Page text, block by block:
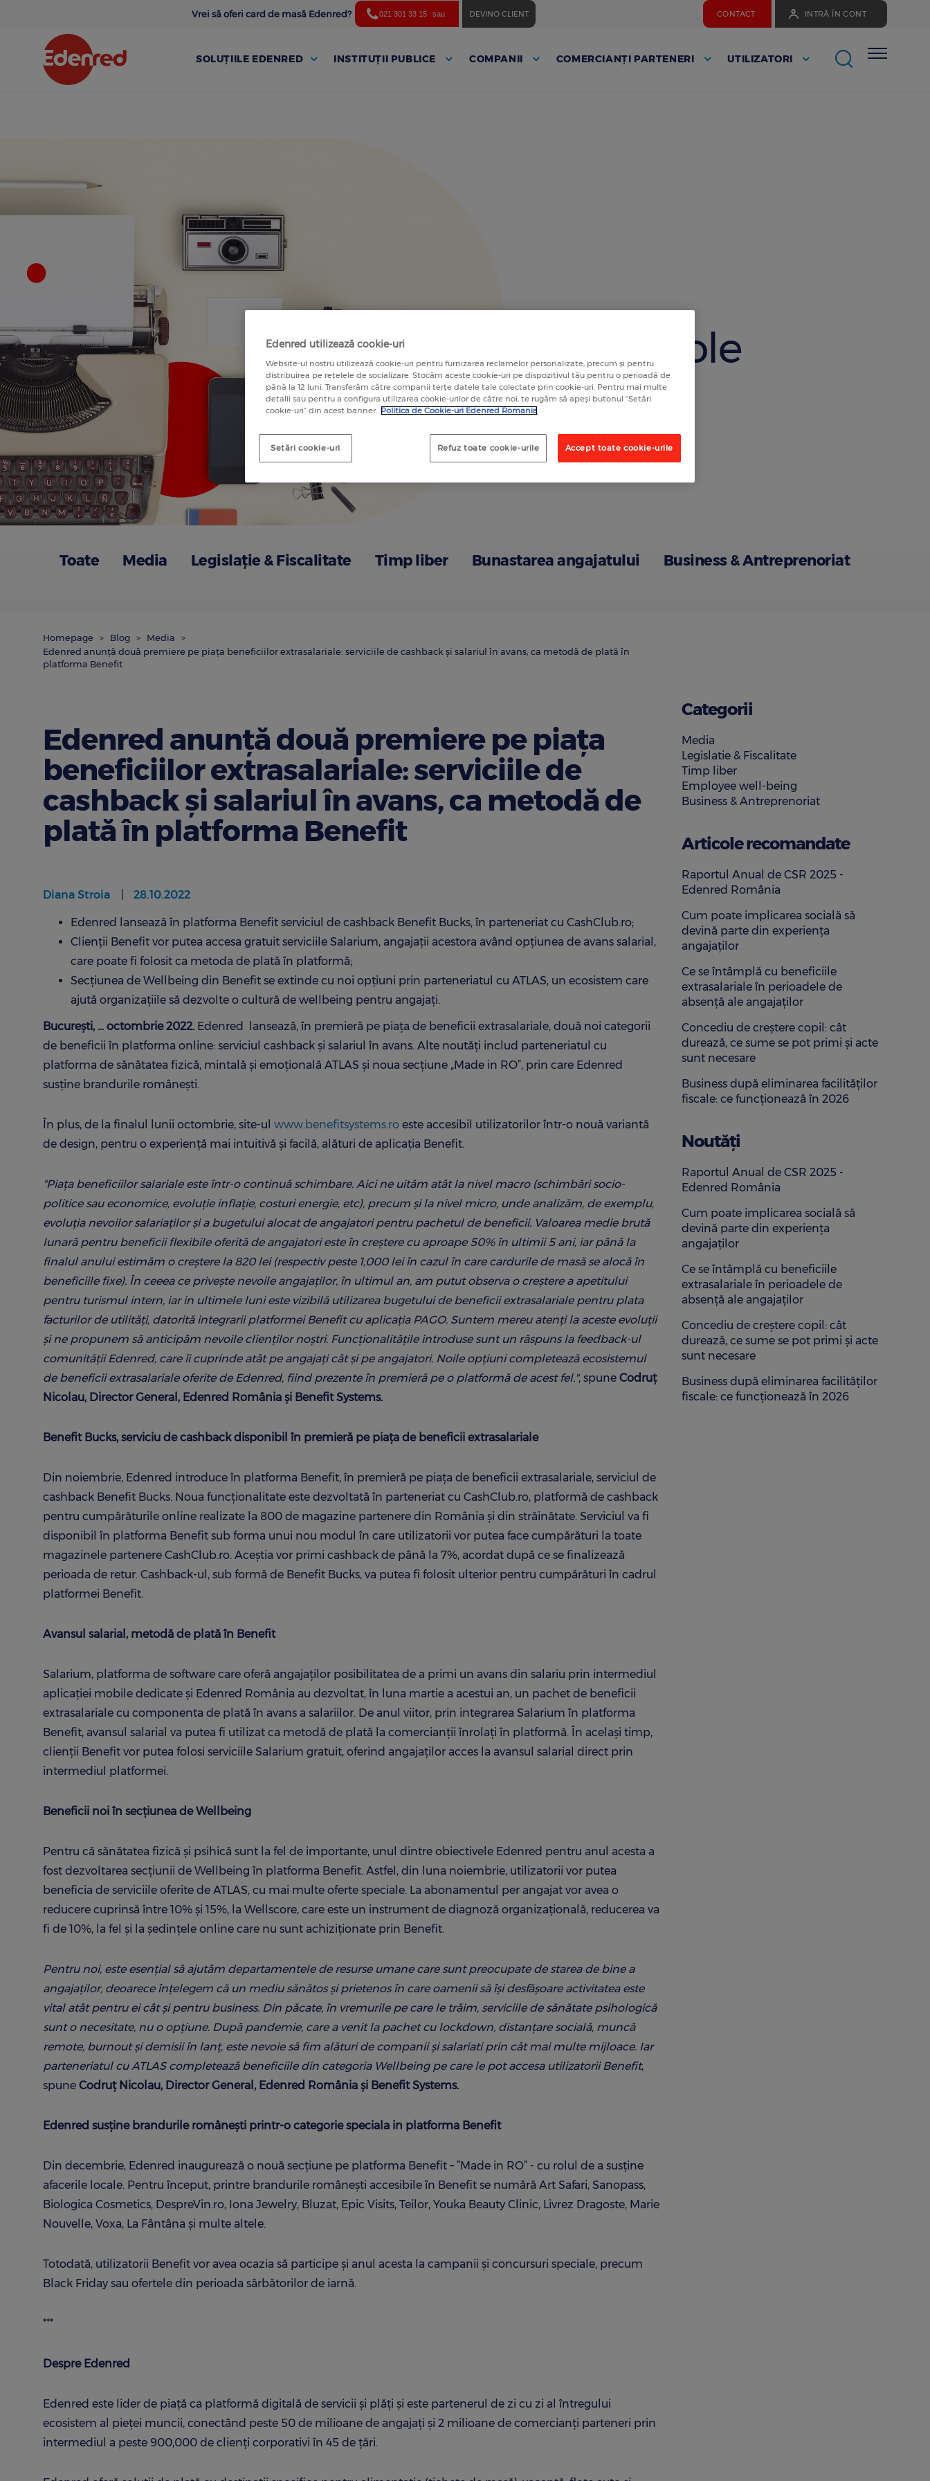
Vrei să oferi card de masă Edenred? 021 301 33 15 sau DEVINO CLIENT CONTACT INTRĂ ÎN CONT
SOLUȚIILE EDENRED INSTITUȚII PUBLICE COMPANII COMERCIANȚI PARTENERI UTILIZATORI
Articole
Toate Media Legislație & Fiscalitate Timp liber Bunastarea angajatului Business & Antreprenoriat
Homepage Blog
Media
Edenred anunță două premiere pe piața beneficiilor extrasalariale: serviciile de cashback și salariul în avans, ca metodă de plată în
platforma Benefit
Edenred anunță două premiere pe piața
beneficiilor extrasalariale: serviciile de
cashback și salariul în avans, ca metodă de
plată în platforma Benefit
Diana Stroia 28.10.2022
Edenred lansează în platforma Benefit serviciul de cashback Benefit Bucks, în parteneriat cu CashClub.ro;
Clienții Benefit vor putea accesa gratuit serviciile Salarium, angajații acestora având opțiunea de avans salarial,
care poate fi folosit ca metoda de plată în platformă;
Secțiunea de Wellbeing din Benefit se extinde cu noi opțiuni prin parteneriatul cu ATLAS, un ecosistem care
ajută organizațiile să dezvolte o cultură de wellbeing pentru angajați.
București, ... octombrie 2022. Edenred lansează, în premieră pe piața de beneficii extrasalariale, două noi categorii
de beneficii în platforma online: serviciul cashback și salariul în avans. Alte noutăți includ parteneriatul cu
platforma de sănătatea fizică, mintală și emoțională ATLAS și noua secțiune „Made in RO”, prin care Edenred
susține brandurile românești.
În plus, de la finalul lunii octombrie, site-ul www.benefitsystems.ro este accesibil utilizatorilor într-o nouă variantă
de design, pentru o experiență mai intuitivă și facilă, alături de aplicația Benefit.
"Piața beneficiilor salariale este într-o continuă schimbare. Aici ne uităm atât la nivel macro (schimbări socio-
politice sau economice, evoluție inflație, costuri energie, etc), precum și la nivel micro, unde analizăm, de exemplu,
evoluția nevoilor salariaților și a bugetului alocat de angajatori pentru pachetul de beneficii. Valoarea medie brută
lunară pentru beneficii flexibile oferită de angajatori este în creștere cu aproape 50% în ultimii 5 ani, iar până la
finalul anului estimăm o creștere la 820 lei (respectiv peste 1,000 lei în cazul în care cardurile de masă se alocă în
beneficiile fixe). În ceeea ce privește nevoile angajaților, în ultimul an, am putut observa o creștere a apetitului
pentru turismul intern, iar in ultimele luni este vizibilă utilizarea bugetului de beneficii extrasalariale pentru plata
facturilor de utilități, datorită integrarii platformei Benefit cu aplicația PAGO. Suntem mereu atenți la aceste evoluții
și ne propunem să anticipăm nevoile clienților noștri. Funcționalitățile introduse sunt un răspuns la feedback-ul
comunității Edenred, care îi cuprinde atât pe angajați cât și pe angajatori. Noile opțiuni completează ecosistemul
de beneficii extrasalariale oferite de Edenred, fiind prezente în premieră pe o platformă de acest fel.", spune Codruț
Nicolau, Director General, Edenred România şi Benefit Systems.
Benefit Bucks, serviciu de cashback disponibil în premieră pe piața de beneficii extrasalariale
Din noiembrie, Edenred introduce în platforma Benefit, în premieră pe piața de beneficii extrasalariale, serviciul de
cashback Benefit Bucks. Noua funcționalitate este dezvoltată în parteneriat cu CashClub.ro, platformă de cashback
pentru cumpărăturile online realizate la 800 de magazine partenere din România și din străinătate. Serviciul va fi
disponibil în platforma Benefit sub forma unui nou modul în care utilizatorii vor putea face cumpărături la toate
magazinele partenere CashClub.ro. Aceștia vor primi cashback de până la 7%, acordat după ce se finalizează
perioada de retur. Cashback-ul, sub formă de Benefit Bucks, va putea fi folosit ulterior pentru cumpărături în cadrul
platformei Benefit.
Avansul salarial, metodă de plată în Benefit
Salarium, platforma de software care oferă angajaţilor posibilitatea de a primi un avans din salariu prin intermediul
aplicaţiei mobile dedicate și Edenred România au dezvoltat, în luna martie a acestui an, un pachet de beneficii
extrasalariale cu componenta de plată în avans a salariilor. De anul viitor, prin integrarea Salarium în platforma
Benefit, avansul salarial va putea fi utilizat ca metodă de plată la comercianții înrolați în platformă. În același timp,
clienții Benefit vor putea folosi serviciile Salarium gratuit, oferind angajaților acces la avansul salarial direct prin
intermediul platformei.
Beneficii noi în secțiunea de Wellbeing
Pentru că sănătatea fizică și psihică sunt la fel de importante, unul dintre obiectivele Edenred pentru anul acesta a
fost dezvoltarea secțiunii de Wellbeing în platforma Benefit. Astfel, din luna noiembrie, utilizatorii vor putea
beneficia de serviciile oferite de ATLAS, cu mai multe oferte speciale. La abonamentul per angajat vor avea o
reducere cuprinsă între 10% și 15%, la Wellscore, care este un instrument de diagnoză organizațională, reducerea va
fi de 10%, la fel și la ședințele online care nu sunt achiziționate prin Benefit.
Pentru noi, este esențial să ajutăm departamentele de resurse umane care sunt preocupate de starea de bine a
angajaților, deoarece înțelegem că un mediu sănătos și prietenos în care oamenii să își desfășoare activitatea este
vital atât pentru ei cât și pentru business. Din păcate, în vremurile pe care le trăim, serviciile de sănătate psihologică
sunt o necesitate, nu o opțiune. După pandemie, care a venit la pachet cu lockdown, distanțare socială, muncă
remote, burnout și demisii în lanț, este nevoie să fim alături de companii și salariati prin cât mai multe mijloace. Iar
parteneriatul cu ATLAS completează beneficiile din categoria Wellbeing pe care le pot accesa utilizatorii Benefit,
spune Codruț Nicolau, Director General, Edenred România şi Benefit Systems.
Edenred susține brandurile românești printr-o categorie speciala in platforma Benefit
Din decembrie, Edenred inaugurează o nouă secțiune pe platforma Benefit – ”Made in RO” - cu rolul de a susține
afacerile locale. Pentru început, printre brandurile românești accesibile în Benefit se numără Art Safari, Sanopass,
Biologica Cosmetics, DespreVin.ro, Iona Jewelry, Bluzat, Epic Visits, Teilor, Youka Beauty Clinic, Livrez Dragoste, Marie
Nouvelle, Voxa, La Fântâna și multe altele.
Totodată, utilizatorii Benefit vor avea ocazia să participe și anul acesta la campanii și concursuri speciale, precum
Black Friday sau ofertele din perioada sărbătorilor de iarnă.
***
Despre Edenred
Edenred este lider de piaţă ca platformă digitală de servicii şi plăţi şi este partenerul de zi cu zi al întregului
ecosistem al pieţei muncii, conectând peste 50 de milioane de angajaţi şi 2 milioane de comercianţi parteneri prin
intermediul a peste 900,000 de clienţi corporativi în 45 de ţări.
Categorii
Media
Legislatie & Fiscalitate
Timp liber
Employee well-being
Business & Antreprenoriat
Articole recomandate
Raportul Anual de CSR 2025 -
Edenred România
Cum poate implicarea socială să
devină parte din experiența
angajaților
Ce se întâmplă cu beneficiile
extrasalariale în perioadele de
absență ale angajaților
Concediu de creștere copil: cât
durează, ce sume se pot primi și acte
sunt necesare
Business după eliminarea facilităților
fiscale: ce funcționează în 2026
Noutăți
Raportul Anual de CSR 2025 -
Edenred România
Cum poate implicarea socială să
devină parte din experiența
angajaților
Ce se întâmplă cu beneficiile
extrasalariale în perioadele de
absență ale angajaților
Concediu de creștere copil: cât
durează, ce sume se pot primi și acte
sunt necesare
Business după eliminarea facilităților
fiscale: ce funcționează în 2026
Edenred utilizează cookie-uri
Website-ul nostru utilizează cookie-uri pentru furnizarea reclamelor personalizate, precum și pentru
distribuirea pe rețelele de socializare. Stocăm aceste cookie-uri pe dispozitivul tău pentru o perioadă de
până la 12 luni. Transferăm către companii terțe datele tale colectate prin cookie-uri. Pentru mai multe
detalii sau pentru a configura utilizarea cookie-urilor de către noi, te rugăm să apeși butonul “Setări
cookie-uri” din acest banner. Politica de Cookie-uri Edenred Romania
Setări cookie-uri Refuz toate cookie-urile Accept toate cookie-urile